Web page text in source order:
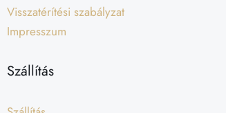
Visszatérítési szabályzat
Impresszum
Szállítás